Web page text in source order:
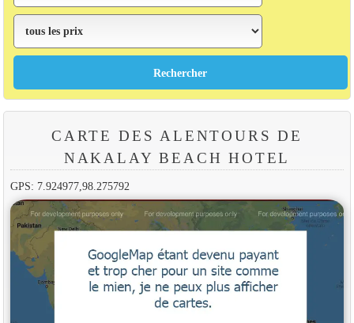
CARTE DES ALENTOURS DE
NAKALAY BEACH HOTEL
GPS: 7.924977,98.275792